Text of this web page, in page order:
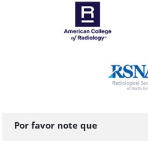
Por favor note que